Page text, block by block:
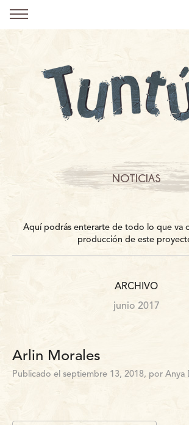
NOTICIAS
Aquí podrás enterarte de todo lo que va
producción de este
ARCHIVO
junio 2017
Arlin Morales
Publicado el septiembre 13, 2018, por Anya